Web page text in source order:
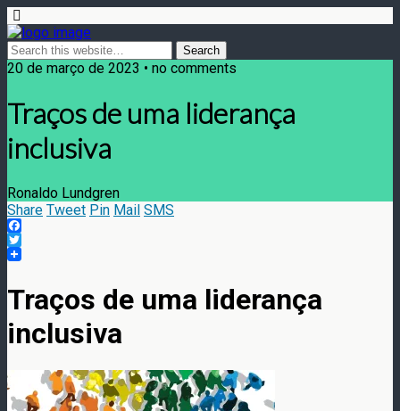
20 de março de 2023 • no comments
Traços de uma liderança
inclusiva
Ronaldo Lundgren
Share Tweet Pin Mail SMS
Facebook
Twitter
Traços de uma liderança
inclusiva